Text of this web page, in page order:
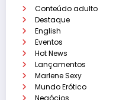
Conteúdo adulto
Destaque
English
Eventos
Hot News
Lançamentos
Marlene Sexy
Mundo Erótico